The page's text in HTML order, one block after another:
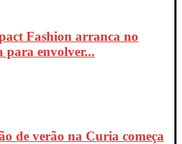
Fashion arranca no
para envolver...
de verão na Curia começa